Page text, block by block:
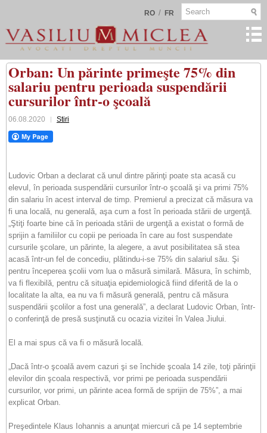
RO / FR
Orban: Un părinte primeşte 75% din
salariu pentru perioada suspendării
cursurilor într-o şcoală
06.08.2020 Stiri
Ludovic Orban a declarat că unul dintre părinţi poate sta acasă cu
elevul, în perioada suspendării cursurilor într-o şcoală şi va primi 75%
din salariu în acest interval de timp. Premierul a precizat că măsura va
fi una locală, nu generală, aşa cum a fost în perioada stării de urgenţă.
„Ştiţi foarte bine că în perioada stării de urgenţă a existat o formă de
sprijin a familiilor cu copii pe perioada în care au fost suspendate
cursurile şcolare, un părinte, la alegere, a avut posibilitatea să stea
acasă într-un fel de concediu, plătindu-i-se 75% din salariul său. Şi
pentru începerea şcolii vom lua o măsură similară. Măsura, în schimb,
va fi flexibilă, pentru că situaţia epidemiologică fiind diferită de la o
localitate la alta, ea nu va fi măsură generală, pentru că măsura
suspendării şcolilor a fost una generală”, a declarat Ludovic Orban, într-
o conferinţă de presă susţinută cu ocazia vizitei în Valea Jiului.
El a mai spus că va fi o măsură locală.
„Dacă într-o şcoală avem cazuri şi se închide şcoala 14 zile, toţi părinţii
elevilor din şcoala respectivă, vor primi pe perioada suspendării
cursurilor, vor primi, un părinte acea formă de sprijin de 75%”, a mai
explicat Orban.
Preşedintele Klaus Iohannis a anunţat miercuri că pe 14 septembrie